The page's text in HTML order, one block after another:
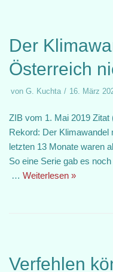
Der
Österreich
von G. Kuchta 16. März
ZIB vom 1. Mai 2019 Zitat
Rekord: Der
letzten 13 Monate waren
So eine Serie gab es
… Weiterlesen »
Verfehlen